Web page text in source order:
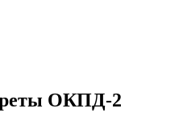
ОКПД-2